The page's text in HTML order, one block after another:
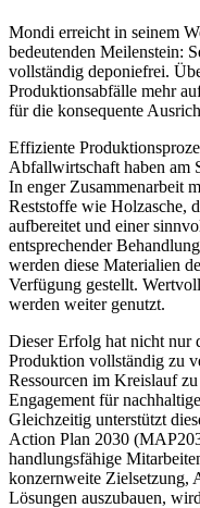
Mondi erreicht in seinem
bedeutenden Meilenstein:
vollständig deponiefrei.
Produktionsabfälle mehr
für die konsequente
Effiziente
Abfallwirtschaft haben am
In enger Zusammenarbeit
Reststoffe wie Holzasche,
aufbereitet und einer
entsprechender
werden diese Materialien
Verfügung gestellt.
werden weiter genutzt.
Dieser Erfolg hat nicht nur
Produktion vollständig zu
Ressourcen im Kreislauf
Engagement für
Gleichzeitig unterstützt
Action Plan 2030
handlungsfähige
konzernweite Zielsetzung,
Lösungen auszubauen,